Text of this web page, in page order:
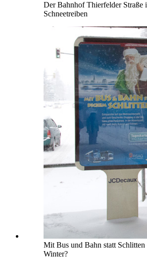
Der Bahnhof Thierfelder Straße
Schneetreiben
Mit Bus und Bahn statt Schlitten
Winter?